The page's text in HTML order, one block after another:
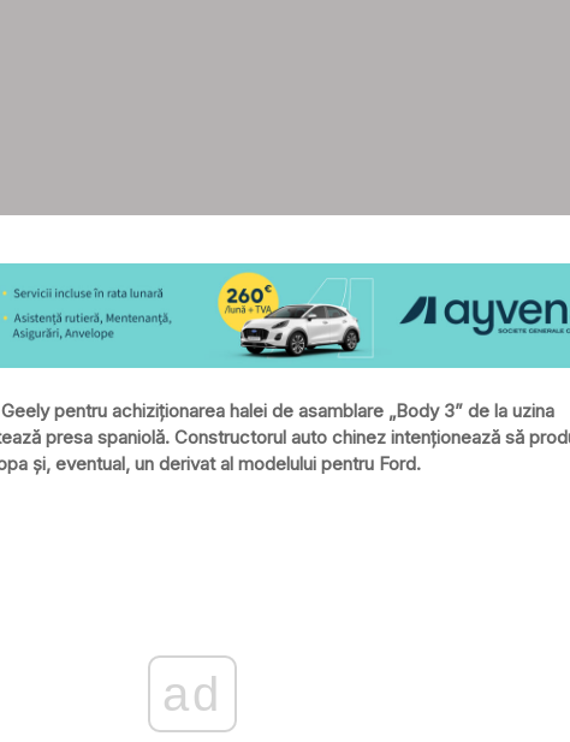
pentru achiziționarea halei de asamblare „Body 3” de la uzina
presa spaniolă. Constructorul auto chinez intenționează să
și, eventual, un derivat al modelului pentru Ford.
ad